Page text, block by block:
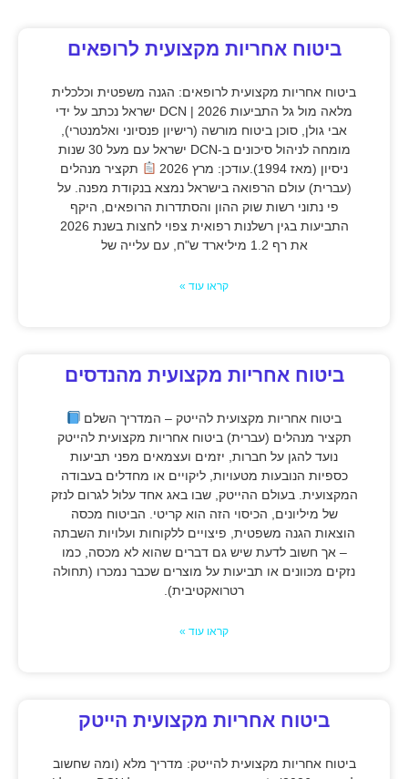
ביטוח אחריות מקצועית לרופאים
ביטוח אחריות מקצועית לרופאים: הגנה משפטית וכלכלית
מלאה מול גל התביעות 2026 | DCN ישראל נכתב על ידי
אבי גולן, סוכן ביטוח מורשה (רישיון פנסיוני ואלמנטרי),
מומחה לניהול סיכונים ב-DCN ישראל עם מעל 30 שנות
ניסיון (מאז 1994).עודכן: מרץ 2026
תקציר מנהלים
(עברית) עולם הרפואה בישראל נמצא בנקודת מפנה. על
פי נתוני רשות שוק ההון והסתדרות הרופאים, היקף
התביעות בגין רשלנות רפואית צפוי לחצות בשנת 2026
את רף 1.2 מיליארד ש"ח, עם עלייה של
קראו עוד »
ביטוח אחריות מקצועית מהנדסים
ביטוח אחריות מקצועית להייטק – המדריך השלם
תקציר מנהלים (עברית) ביטוח אחריות מקצועית להייטק
נועד להגן על חברות, יזמים ועצמאים מפני תביעות
כספיות הנובעות מטעויות, ליקויים או מחדלים בעבודה
המקצועית. בעולם ההייטק, שבו באג אחד עלול לגרום לנזק
של מיליונים, הכיסוי הזה הוא קריטי. הביטוח מכסה
הוצאות הגנה משפטית, פיצויים ללקוחות ועלויות השבתה
– אך חשוב לדעת שיש גם דברים שהוא לא מכסה, כמו
נזקים מכוונים או תביעות על מוצרים שכבר נמכרו (תחולה
רטרואקטיבית).
קראו עוד »
ביטוח אחריות מקצועית הייטק
ביטוח אחריות מקצועית להייטק: מדריך מלא (ומה שחשוב